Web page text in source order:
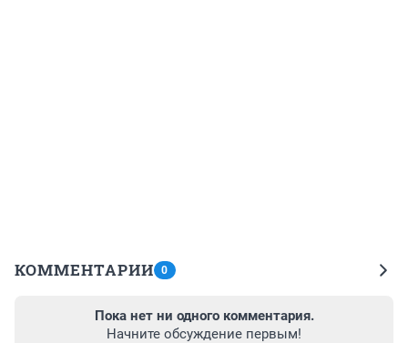
КОММЕНТАРИИ 0
Пока нет ни одного комментария.
Начните обсуждение первым!